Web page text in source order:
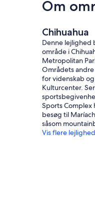
Om
Chihuahua
Denne lejlighed
område i
Metropolitan
Områdets
for videnskab
Kulturcenter.
Sports Complex
besøg til
såsom
Vis flere